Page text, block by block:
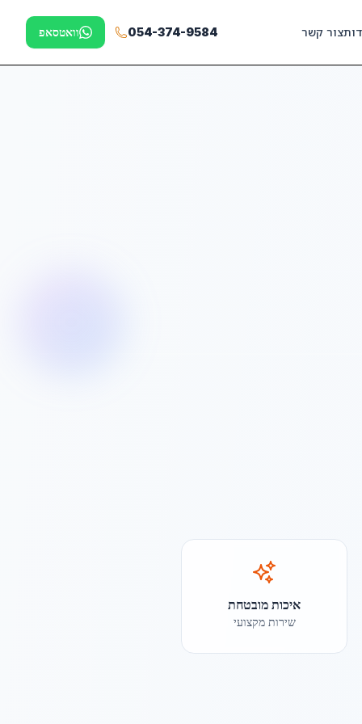
צור קשר 054-374-9584 וואטסאפ
איכות מובטחת
שירות מקצועי